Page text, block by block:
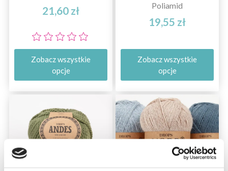
21,60 zł
Zobacz wszystkie
opcje
Poliamid
19,55 zł
Zobacz wszystkie
opcje